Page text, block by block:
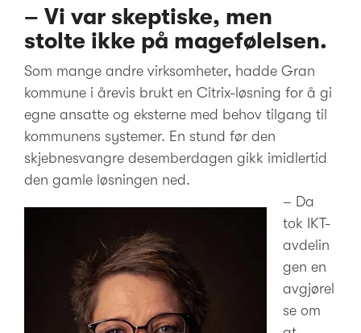
– Vi var skeptiske, men
stolte ikke på magefølelsen.
Som mange andre virksomheter, hadde Gran
kommune i årevis brukt en Citrix-løsning for å gi
egne ansatte og eksterne med behov tilgang til
kommunens systemer. En stund før den
skjebnesvangre desemberdagen gikk imidlertid
den gamle løsningen ned.
– Da
tok IKT-
avdelin
gen en
avgjørel
se om